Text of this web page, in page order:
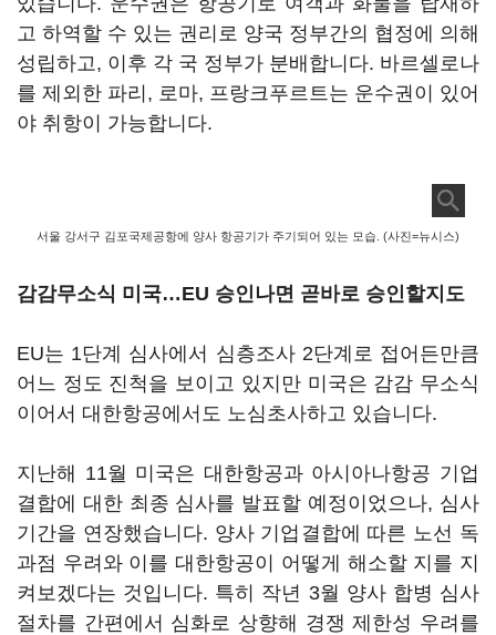
고 하역할 수 있는 권리로 양국 정부간의 협정에 의해
성립하고, 이후 각 국 정부가 분배합니다. 바르셀로나
를 제외한 파리, 로마, 프랑크푸르트는 운수권이 있어
야 취항이 가능합니다.
서울 강서구 김포국제공항에 양사 항공기가 주기되어 있는 모습. (사진=뉴시스)
감감무소식 미국…EU 승인나면 곧바로 승인할지도
EU는 1단계 심사에서 심층조사 2단계로 접어든만큼
어느 정도 진척을 보이고 있지만 미국은 감감 무소식
이어서 대한항공에서도 노심초사하고 있습니다.
지난해 11월 미국은 대한항공과 아시아나항공 기업
결합에 대한 최종 심사를 발표할 예정이었으나, 심사
기간을 연장했습니다. 양사 기업결합에 따른 노선 독
과점 우려와 이를 대한항공이 어떻게 해소할 지를 지
켜보겠다는 것입니다. 특히 작년 3월 양사 합병 심사
절차를 간편에서 심화로 상향해 경쟁 제한성 우려를